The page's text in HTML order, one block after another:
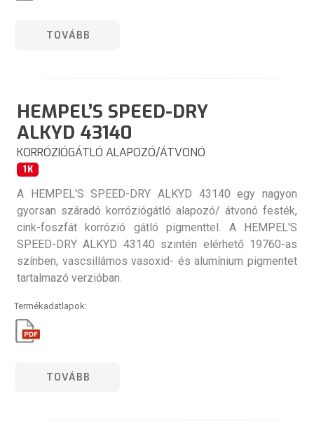
TOVÁBB
HEMPEL’S SPEED-DRY
ALKYD 43140
KORRÓZIÓGÁTLÓ ALAPOZÓ/ÁTVONÓ
1K
A HEMPEL'S SPEED-DRY ALKYD 43140 egy nagyon
gyorsan száradó korróziógátló alapozó/ átvonó festék,
cink-foszfát korrózió gátló pigmenttel. A HEMPEL'S
SPEED-DRY ALKYD 43140 szintén elérhető 19760-as
színben, vascsillámos vasoxid- és alumínium pigmentet
tartalmazó verzióban.
Termékadatlapok:
TOVÁBB